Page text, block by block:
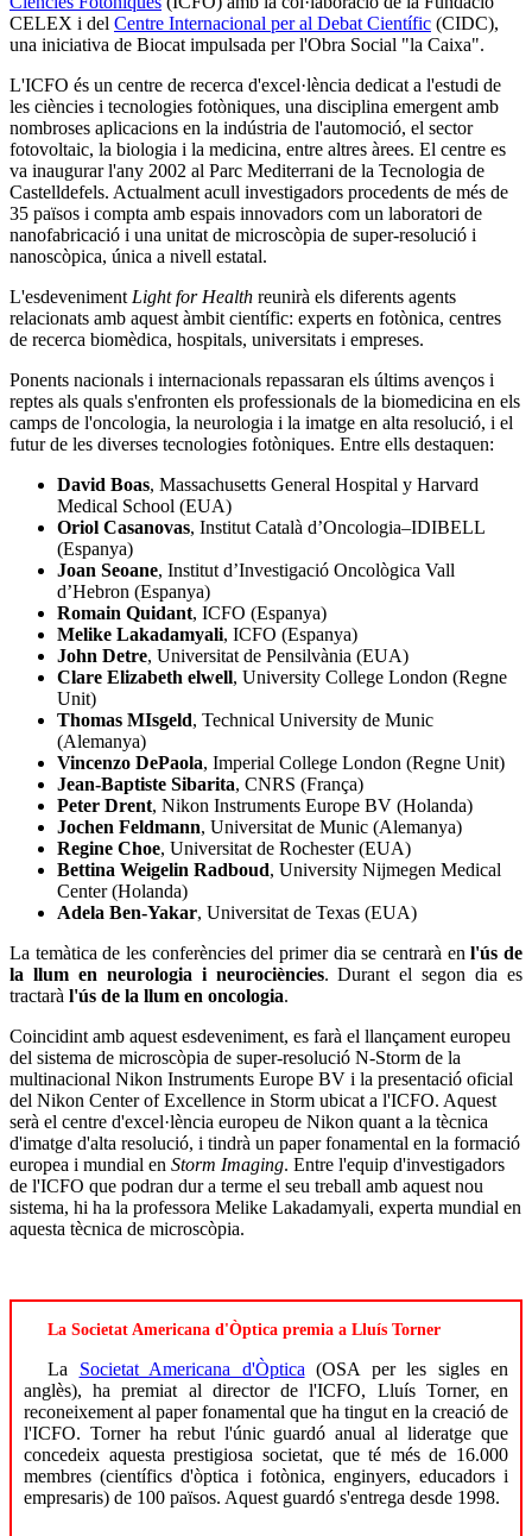
CELEX i del Centre Internacional per al Debat Científic (CIDC),
una iniciativa de Biocat impulsada per l'Obra Social "la Caixa".
L'ICFO és un centre de recerca d'excel·lència dedicat a l'estudi de
les ciències i tecnologies fotòniques, una disciplina emergent amb
nombroses aplicacions en la indústria de l'automoció, el sector
fotovoltaic, la biologia i la medicina, entre altres àrees. El centre es
va inaugurar l'any 2002 al Parc Mediterrani de la Tecnologia de
Castelldefels. Actualment acull investigadors procedents de més de
35 països i compta amb espais innovadors com un laboratori de
nanofabricació i una unitat de microscòpia de super-resolució i
nanoscòpica, única a nivell estatal.
L'esdevenimentLight for Health reunirà els diferents agents
relacionats amb aquest àmbit científic: experts en fotònica, centres
de recerca biomèdica, hospitals, universitats i empreses.
Ponents nacionals i internacionals repassaran els últims avenços i
reptes als quals s'enfronten els professionals de la biomedicina en els
camps de l'oncologia, la neurologia i la imatge en alta resolució, i el
futur de les diverses tecnologies fotòniques. Entre ells destaquen:
David Boas, Massachusetts General Hospital y Harvard
Medical School (EUA)
Oriol Casanovas, Institut Català d’Oncologia–IDIBELL
(Espanya)
Joan Seoane, Institut d’Investigació Oncològica Vall
d’Hebron (Espanya)
Romain Quidant, ICFO (Espanya)
Melike Lakadamyali, ICFO (Espanya)
John Detre, Universitat de Pensilvània (EUA)
Clare Elizabeth elwell, University College London (Regne
Unit)
Thomas MIsgeld, Technical University de Munic
(Alemanya)
Vincenzo DePaola, Imperial College London (Regne Unit)
Jean-Baptiste Sibarita, CNRS (França)
Peter Drent, Nikon Instruments Europe BV (Holanda)
Jochen Feldmann, Universitat de Munic (Alemanya)
Regine Choe, Universitat de Rochester (EUA)
Bettina Weigelin Radboud, University Nijmegen Medical
Center (Holanda)
Adela Ben-Yakar, Universitat de Texas (EUA)
La temàtica de les conferències del primer dia se centrarà enl'ús de
la llum en neurologia i neurociències. Durant el segon dia es
tractarà l'ús de la llum en oncologia.
Coincidint amb aquest esdeveniment, es farà el llançament europeu
del sistema de microscòpia de super-resolució N-Storm de la
multinacional Nikon Instruments Europe BV i la presentació oficial
del Nikon Center of Excellence in Storm ubicat a l'ICFO. Aquest
serà el centre d'excel·lència europeu de Nikon quant a la tècnica
d'imatge d'alta resolució, i tindrà un paper fonamental en la formació
europea i mundial en Storm Imaging. Entre l'equip d'investigadors
de l'ICFO que podran dur a terme el seu treball amb aquest nou
sistema, hi ha la professora Melike Lakadamyali, experta mundial en
aquesta tècnica de microscòpia.
La Societat Americana d'Òptica premia a Lluís Torner
La Societat Americana d'Òptica(OSA per les sigles en
anglès), ha premiat al director de l'ICFO, Lluís Torner, en
reconeixement al paper fonamental que ha tingut en la creació de
l'ICFO. Torner ha rebut l'únic guardó anual al lideratge que
concedeix aquesta prestigiosa societat, que té més de 16.000
membres (científics d'òptica i fotònica, enginyers, educadors i
empresaris) de 100 països. Aquest guardó s'entrega desde 1998.